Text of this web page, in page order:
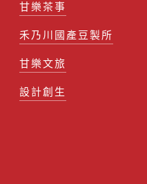
甘樂茶事
禾乃川國產豆製所
甘樂文旅
設計創生